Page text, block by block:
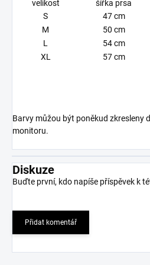
velikost šířka prsa
S
47 cm
M
50 cm
L
54 cm
XL
57 cm
Barvy můžou být poněkud zkresleny
monitoru.
Diskuze
Buďte první, kdo napíše příspěvek k
Přidat komentář